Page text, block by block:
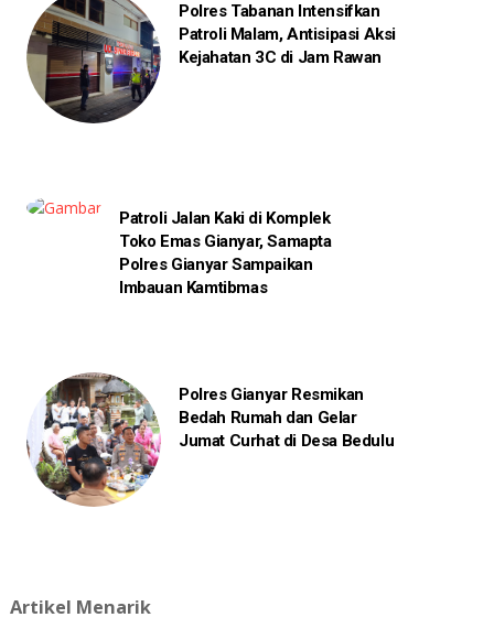
Polres Tabanan Intensifkan
Patroli Malam, Antisipasi Aksi
Kejahatan 3C di Jam Rawan
Patroli Jalan Kaki di Komplek
Toko Emas Gianyar, Samapta
Polres Gianyar Sampaikan
Imbauan Kamtibmas
Polres Gianyar Resmikan
Bedah Rumah dan Gelar
Jumat Curhat di Desa Bedulu
Artikel Menarik